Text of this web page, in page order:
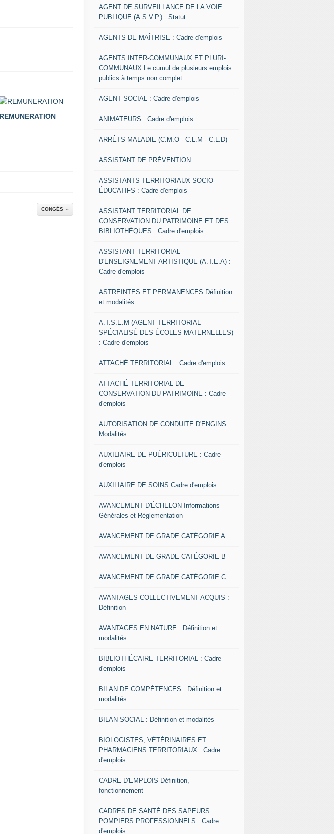
REMUNERATION
CONGÉS
AGENT DE SURVEILLANCE DE LA VOIE
PUBLIQUE (A.S.V.P.) : Statut
AGENTS DE MAÎTRISE : Cadre d'emplois
AGENTS INTER-COMMUNAUX ET PLURI-
COMMUNAUX Le cumul de plusieurs emplois
publics à temps non complet
AGENT SOCIAL : Cadre d'emplois
ANIMATEURS : Cadre d'emplois
ARRÊTS MALADIE (C.M.O - C.L.M - C.L.D)
ASSISTANT DE PRÉVENTION
ASSISTANTS TERRITORIAUX SOCIO-
ÉDUCATIFS : Cadre d'emplois
ASSISTANT TERRITORIAL DE
CONSERVATION DU PATRIMOINE ET DES
BIBLIOTHÈQUES : Cadre d'emplois
ASSISTANT TERRITORIAL
D'ENSEIGNEMENT ARTISTIQUE (A.T.E.A) :
Cadre d'emplois
ASTREINTES ET PERMANENCES Définition
et modalités
A.T.S.E.M (AGENT TERRITORIAL
SPÉCIALISÉ DES ÉCOLES MATERNELLES)
: Cadre d'emplois
ATTACHÉ TERRITORIAL : Cadre d'emplois
ATTACHÉ TERRITORIAL DE
CONSERVATION DU PATRIMOINE : Cadre
d'emplois
AUTORISATION DE CONDUITE D'ENGINS :
Modalités
AUXILIAIRE DE PUÉRICULTURE : Cadre
d'emplois
AUXILIAIRE DE SOINS Cadre d'emplois
AVANCEMENT D'ÉCHELON Informations
Générales et Réglementation
AVANCEMENT DE GRADE CATÉGORIE A
AVANCEMENT DE GRADE CATÉGORIE B
AVANCEMENT DE GRADE CATÉGORIE C
AVANTAGES COLLECTIVEMENT ACQUIS :
Définition
AVANTAGES EN NATURE : Définition et
modalités
BIBLIOTHÉCAIRE TERRITORIAL : Cadre
d'emplois
BILAN DE COMPÉTENCES : Définition et
modalités
BILAN SOCIAL : Définition et modalités
BIOLOGISTES, VÉTÉRINAIRES ET
PHARMACIENS TERRITORIAUX : Cadre
d'emplois
CADRE D'EMPLOIS Définition,
fonctionnement
CADRES DE SANTÉ DES SAPEURS
POMPIERS PROFESSIONNELS : Cadre
d'emplois